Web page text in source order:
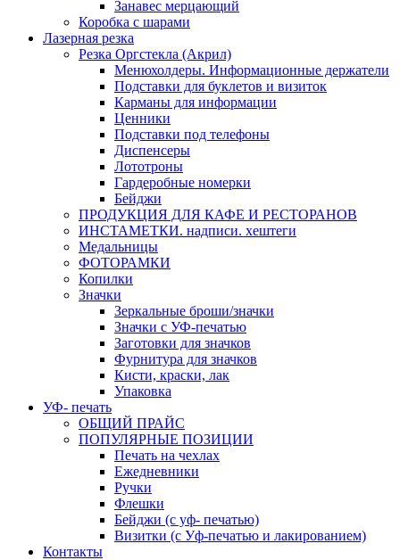
Занавес мерцающий
Коробка с шарами
Лазерная резка
Резка Оргстекла (Акрил)
Менюхолдеры. Информационные держатели
Подставки для буклетов и визиток
Карманы для информации
Ценники
Подставки под телефоны
Диспенсеры
Лототроны
Гардеробные номерки
Бейджи
ПРОДУКЦИЯ ДЛЯ КАФЕ И РЕСТОРАНОВ
ИНСТАМЕТКИ. надписи. хештеги
Медальницы
ФОТОРАМКИ
Копилки
Значки
Зеркальные броши/значки
Значки с УФ-печатью
Заготовки для значков
Фурнитура для значков
Кисти, краски, лак
Упаковка
УФ- печать
ОБЩИЙ ПРАЙС
ПОПУЛЯРНЫЕ ПОЗИЦИИ
Печать на чехлах
Ежедневники
Ручки
Флешки
Бейджи (с уф- печатью)
Визитки (с Уф-печатью и лакированием)
Контакты